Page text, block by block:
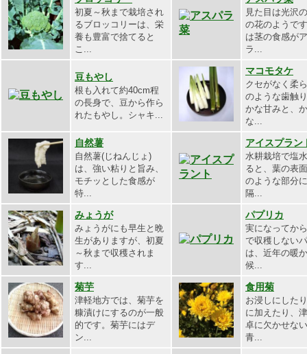
初夏～秋まで栽培され
るブロッコリーは、栄
養も豊富で捨てると
こ...
見た目は光沢
の花のようで
は茎の食感が
ラ...
豆もやし
根も入れて約40cm程
の長身で、豆から作ら
れたもやし。シャキ...
マコモタケ
クセがなく柔
のような歯触
かな甘みと、
な...
自然薯
自然薯(じねんじょ)
は、強い粘りと旨み、
モチッとした食感が
特...
アイスプラン
水耕栽培で塩
ると、葉の表
のような部分
隔...
みょうが
みょうがにも早生と晩
生がありますが、初夏
～秋まで収穫されま
す...
パプリカ
実になってか
で収穫しない
は、近年の暖
候...
菊芋
津軽地方では、菊芋を
糠漬けにするのが一般
的です。菊芋にはデ
ン...
食用菊
お浸しにした
に加えたり、
卓に欠かせな
青...